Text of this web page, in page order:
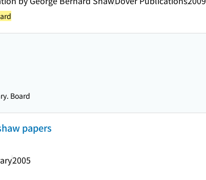
Board
papers
2005